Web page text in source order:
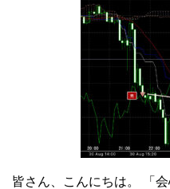
皆さん、こんにちは。 「